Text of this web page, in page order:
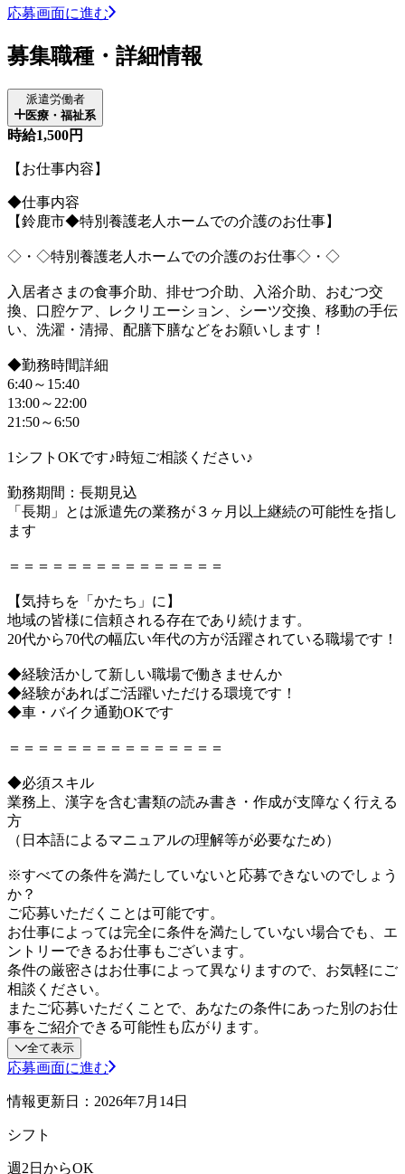
応募画面に進む
募集職種・詳細情報
派遣労働者
医療・福祉系
時給1,500円
【お仕事内容】
◆仕事内容
【鈴鹿市◆特別養護老人ホームでの介護のお仕事】
◇・◇特別養護老人ホームでの介護のお仕事◇・◇
入居者さまの食事介助、排せつ介助、入浴介助、おむつ交
換、口腔ケア、レクリエーション、シーツ交換、移動の手伝
い、洗濯・清掃、配膳下膳などをお願いします！
◆勤務時間詳細
6:40～15:40
13:00～22:00
21:50～6:50
1シフトOKです♪時短ご相談ください♪
勤務期間：長期見込
「長期」とは派遣先の業務が３ヶ月以上継続の可能性を指し
ます
＝＝＝＝＝＝＝＝＝＝＝＝＝＝＝
【気持ちを「かたち」に】
地域の皆様に信頼される存在であり続けます。
20代から70代の幅広い年代の方が活躍されている職場です！
◆経験活かして新しい職場で働きませんか
◆経験があればご活躍いただける環境です！
◆車・バイク通勤OKです
＝＝＝＝＝＝＝＝＝＝＝＝＝＝＝
◆必須スキル
業務上、漢字を含む書類の読み書き・作成が支障なく行える
方
（日本語によるマニュアルの理解等が必要なため）
※すべての条件を満たしていないと応募できないのでしょう
か？
ご応募いただくことは可能です。
お仕事によっては完全に条件を満たしていない場合でも、エ
ントリーできるお仕事もございます。
条件の厳密さはお仕事によって異なりますので、お気軽にご
相談ください。
またご応募いただくことで、あなたの条件にあった別のお仕
事をご紹介できる可能性も広がります。
全て表示
応募画面に進む
情報更新日：2026年7月14日
シフト
週2日からOK